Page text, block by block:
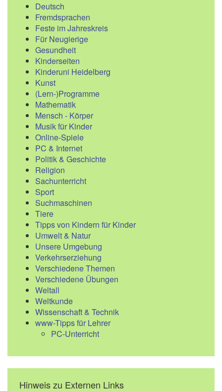
Deutsch
Fremdsprachen
Feste im Jahreskreis
Für Neugierige
Gesundheit
Kinderseiten
Kinderuni Heidelberg
Kunst
(Lern-)Programme
Mathematik
Mensch - Körper
Musik für Kinder
Online-Spiele
PC & Internet
Politik & Geschichte
Religion
Sachunterricht
Sport
Suchmaschinen
Tiere
Tipps von Kindern für Kinder
Umwelt & Natur
Unsere Umgebung
Verkehrserziehung
Verschiedene Themen
Verschiedene Übungen
Weltall
Weltkunde
Wissenschaft & Technik
www-Tipps für Lehrer
PC-Unterricht
Hinweis zu Externen Links